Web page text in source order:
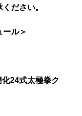
ださい。
ール＞
24式太極拳ク